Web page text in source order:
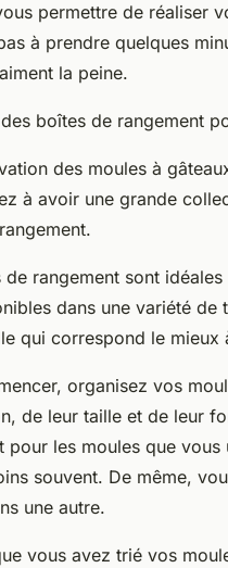
permettre de réaliser
à prendre quelques
la peine.
boîtes de rangement
des moules à
à avoir une grande
de rangement sont
dans une variété
qui correspond le mieux
organisez vos
de leur taille et de leur
pour les moules que
souvent. De même,
une autre.
vous avez trié vos